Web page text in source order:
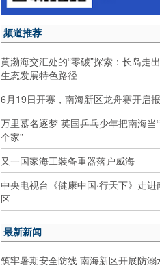
频道推荐
黄渤海交汇处的“零碳”探索：长岛走
生态发展特色路径
6月19日开赛，南海新区龙舟赛开启
万里慕名逐梦 英国乒乓少年把南海当
个家”
又一国家海工装备重器落户威海
中央电视台《健康中国·行天下》走进
区
最新新闻
筑牢暑期安全防线 南海新区开展防溺